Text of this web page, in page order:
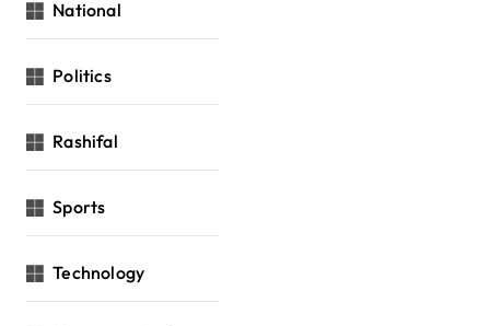
National
Politics
Rashifal
Sports
Technology